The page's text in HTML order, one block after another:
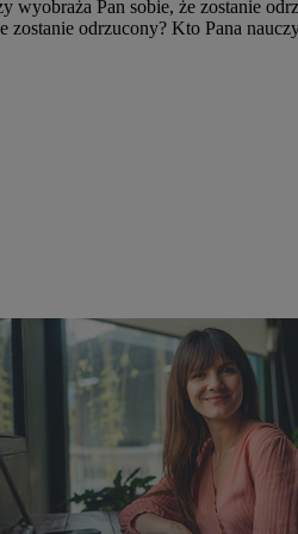
Pan sobie, że zostanie
odrzucony? Kto Pana